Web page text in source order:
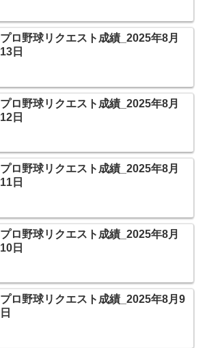
プロ野球リクエスト成績_2025年8月
13日
プロ野球リクエスト成績_2025年8月
12日
プロ野球リクエスト成績_2025年8月
11日
プロ野球リクエスト成績_2025年8月
10日
プロ野球リクエスト成績_2025年8月9
日